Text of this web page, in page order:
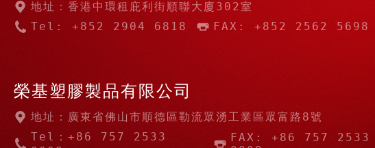
地址：香港中環租庇利街順聯大廈302室
Tel: +852 2904 6818
FAX: +852 2562 5698
榮基塑膠製品有限公司
地址：廣東省佛山市順德區勒流眾湧工業區眾富路8號
Tel：+86 757 2533
FAX: +86 757 2533